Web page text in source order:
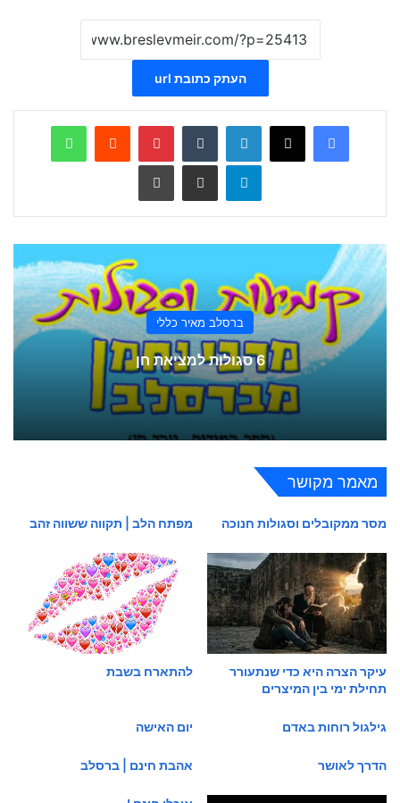
העתק כתובת url
X
Telegram הדפס
ברסלב מאיר כללי
6 סגולות למציאת חן
מאמר מקושר
מסר ממקובלים וסגולות חנוכה מפתח הלב | תקווה ששווה זהב
עיקר הצרה היא כדי שנתעורר
תחילת ימי בין המיצרים
להתארח בשבת
גילגול רוחות באדם יום האישה
הדרך לאושר אהבת חינם | ברסלב